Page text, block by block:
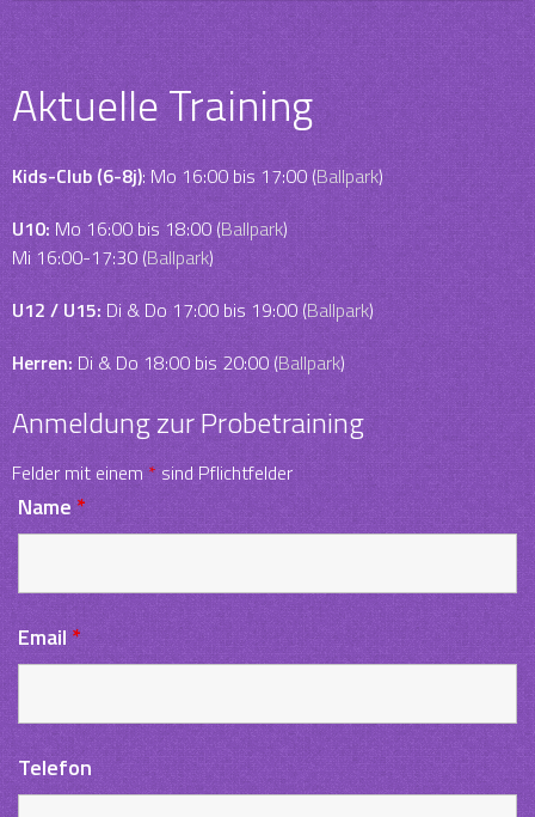
Aktuelle Training
Kids-Club (6-8j): Mo 16:00 bis 17:00 (Ballpark)
U10:Mo 16:00 bis 18:00 (Ballpark)
Mi 16:00-17:30 (Ballpark)
U12 / U15:Di & Do 17:00 bis 19:00 (Ballpark)
Herren:Di & Do 18:00 bis 20:00 (Ballpark)
Anmeldung zur Probetraining
Felder mit einem*sind Pflichtfelder
Name *
Email *
Telefon